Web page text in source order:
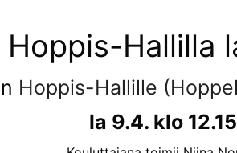
Hallilla
Hoppis-Hallille
la 9.4. klo 12.15